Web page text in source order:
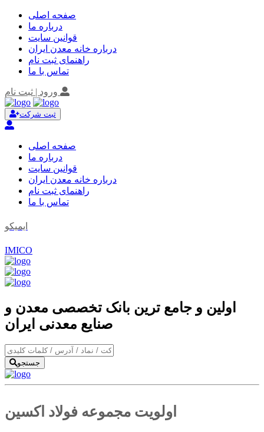
صفحه اصلی
درباره ما
قوانین سایت
درباره خانه معدن ایران
راهنمای ثبت نام
تماس با ما
ورود | ثبت نام
ثبت شرکت
صفحه اصلی
درباره ما
قوانین سایت
درباره خانه معدن ایران
راهنمای ثبت نام
تماس با ما
ایمیکو
IMICO
اولین و جامع ترین بانک تخصصی معدن و
صنایع معدنی ایران
جستجو
اولویت مجموعه فولاد اکسین